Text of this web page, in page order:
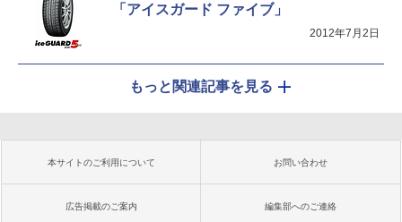
「アイスガード ファイブ」
2012年7月2日
もっと関連記事を見る
本サイトのご利用について お問い合わせ
広告掲載のご案内 編集部へのご連絡